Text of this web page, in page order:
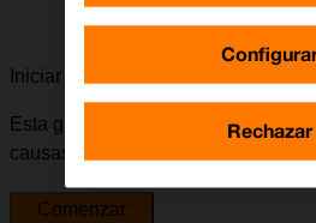
Iniciar la guía para solucionar tu
Esta guía te va a conducir a través
causas y soluciones al problema.
Comenzar
Rechazar